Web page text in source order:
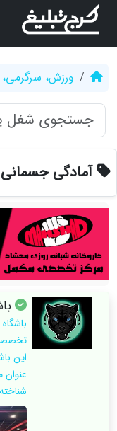
ورزش،
آمادگی
این
عنوان